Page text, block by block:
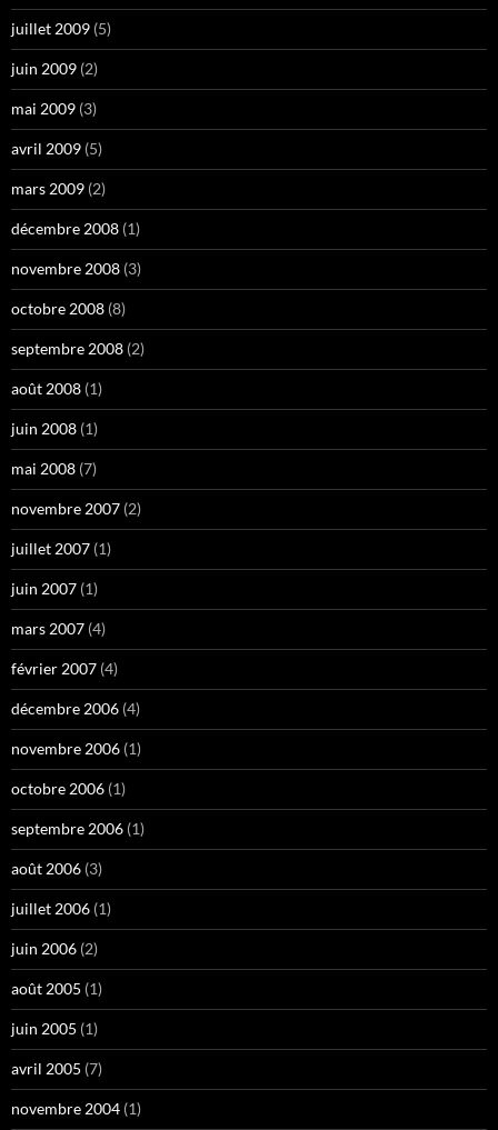
juillet 2009 (5)
juin 2009 (2)
mai 2009 (3)
avril 2009 (5)
mars 2009 (2)
décembre 2008 (1)
novembre 2008 (3)
octobre 2008 (8)
septembre 2008 (2)
août 2008 (1)
juin 2008 (1)
mai 2008 (7)
novembre 2007 (2)
juillet 2007 (1)
juin 2007 (1)
mars 2007 (4)
février 2007 (4)
décembre 2006 (4)
novembre 2006 (1)
octobre 2006 (1)
septembre 2006 (1)
août 2006 (3)
juillet 2006 (1)
juin 2006 (2)
août 2005 (1)
juin 2005 (1)
avril 2005 (7)
novembre 2004 (1)